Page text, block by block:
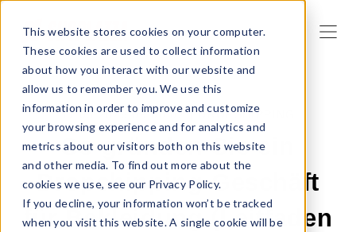
This website stores cookies on your computer.
These cookies are used to collect information
about how you interact with our website and
allow us to remember you. We use this
information in order to improve and customize
your browsing experience and for analytics and
metrics about our visitors both on this website
and other media. To find out more about the
cookies we use, see our Privacy Policy.
If you decline, your information won’t be tracked
when you visit this website. A single cookie will be
11.05.2026 09:00:02 |DROPSHIPPING
So gründen Sie ein
Dropshipping-Geschäft
für Bekleidung (Leitfaden